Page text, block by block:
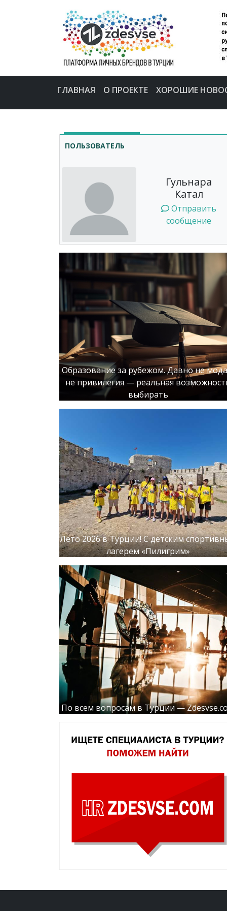
ГЛАВНАЯ О ПРОЕКТЕ ХОРОШИЕ
ПОЛЬЗОВАТЕЛЬ
Гульнара
Катал
Отправить
сообщение
Образование за рубежом. Давно не
не привилегия — реальная
выбирать
Лето 2026 в Турции! С детским
лагерем «Пилигрим»
По всем вопросам в Турции —